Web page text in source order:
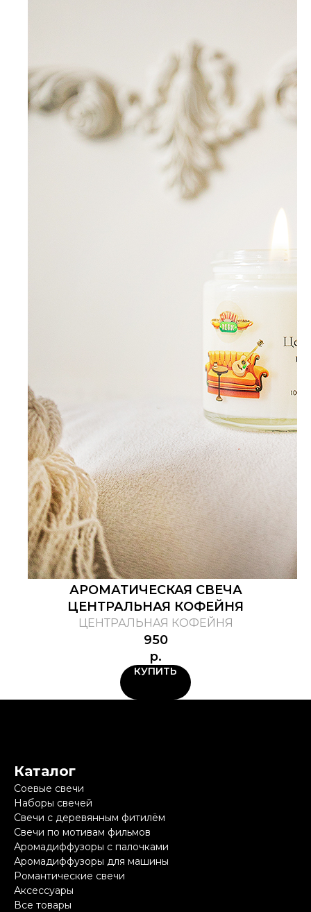
АРОМАТИЧЕСКАЯ СВЕЧА
ЦЕНТРАЛЬНАЯ КОФЕЙНЯ
ЦЕНТРАЛЬНАЯ КОФЕЙНЯ
950
р.
КУПИТЬ
Каталог
Соевые свечи
Наборы свечей
Свечи с деревянным фитилём
Свечи по мотивам фильмов
Аромадиффузоры с палочками
Аромадиффузоры для машины
Романтические свечи
Аксессуары
Все товары